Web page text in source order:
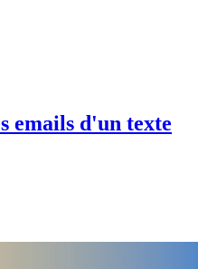
emails d'un texte